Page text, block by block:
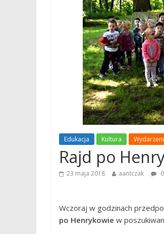
Edukacja Kultura
Rajd po
23 maja 2018 aantczak
Wczoraj w godzinach
po Henrykowie w